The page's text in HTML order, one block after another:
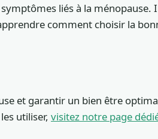
liés à la ménopause.
comment choisir la
et garantir un bien être
utiliser, visitez notre page